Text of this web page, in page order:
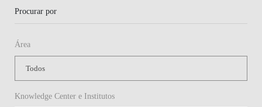
WHAT'S HAPPENING
Procurar por
Área
Knowledge Center e Institutos